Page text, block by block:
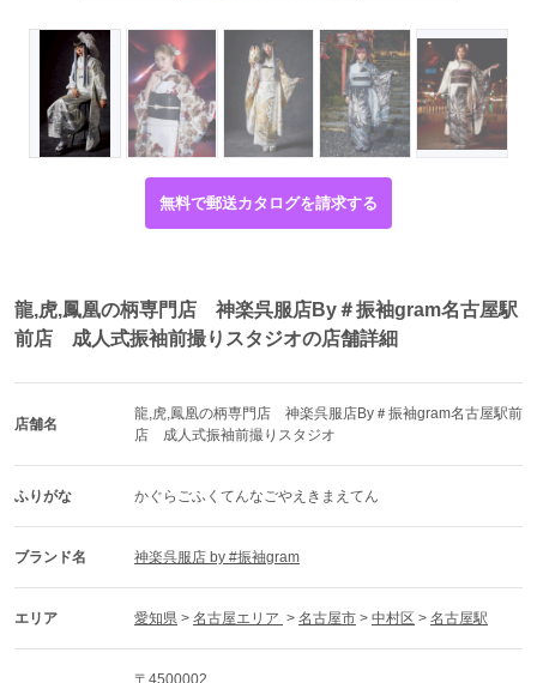
仕入れ数が少ない
同じ好みの人が一定数いる
展示会で一気に決まる
といった事情があるためです。
特に、高校3年生〜成人式2年前頃から動くケースも増えて
おり、
本気で狙うなら早期行動が結果に直結します。
コーディネートで印象はここまで変わ
同じ龍や虎の振袖でも、合わせ方で雰囲気は大きく変わり
ます。
白ベース
→ 洗練された強さ
現場では、
度もあります。
実際によくある相談内容
無料で郵送カタログを請求する
龍,虎,鳳凰の柄専門店 神楽呉服店By＃振袖gram名古屋駅
前店 成人式振袖前撮りスタジオの店舗詳細
店舗名
龍,虎,鳳凰の柄専門店　神楽呉服店By＃振袖gram名古屋駅前
店　成人式振袖前撮りスタジオ
ふりがな かぐらごふくてんなごやえきまえてん
ブランド名 神楽呉服店 by #振袖gram
エリア 愛知県 > 名古屋エリア > 名古屋市 > 中村区 > 名古屋駅
〒4500002